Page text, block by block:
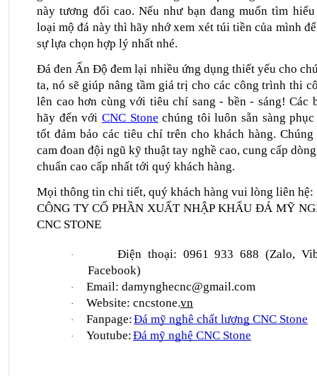
này tương đối cao. Nếu như bạn đang muốn tìm
loại mộ đá này thì hãy nhớ xem xét túi tiền của mình
sự lựa chọn hợp lý nhất nhé.
Đá đen Ấn Độ đem lại nhiều ứng dụng thiết yếu cho
ta, nó sẽ giúp nâng tầm giá trị cho các công trình thi
lên cao hơn cùng với tiêu chí sang - bền - sáng! Các
hãy đến với CNC Stone chúng tôi luôn sẵn sàng
tốt đảm bảo các tiêu chí trên cho khách hàng.
cam đoan đội ngũ kỹ thuật tay nghề cao, cung cấp
chuẩn cao cấp nhất tới quý khách hàng.
Mọi thông tin chi tiết, quý khách hàng vui lòng liên hệ:
CÔNG TY CỔ PHẦN XUẤT NHẬP KHẨU ĐÁ MỸ
CNC STONE
·
Điện thoại: 0961 933 688 (Zalo,
Facebook)
· Email: damynghecnc@gmail.com
· Website: cncstone.vn
· Fanpage:Đá mỹ nghê chất lượng CNC Stone
· Youtube:Đá mỹ nghệ CNC Stone